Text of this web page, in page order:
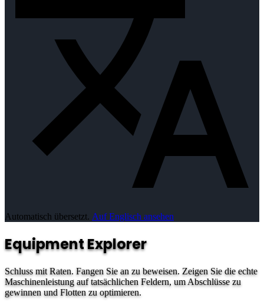
Automatisch übersetzt. Auf Englisch ansehen
Equipment Explorer
Schluss mit Raten. Fangen Sie an zu beweisen. Zeigen Sie die echte
Maschinenleistung auf tatsächlichen Feldern, um Abschlüsse zu
gewinnen und Flotten zu optimieren.